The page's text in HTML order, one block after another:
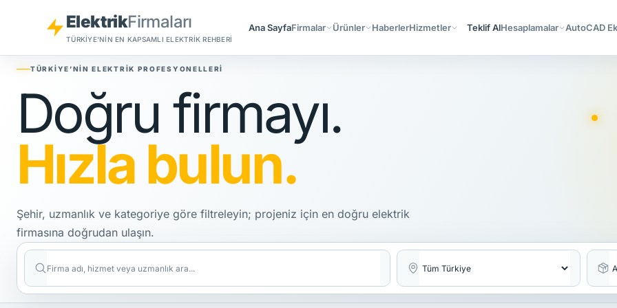
ElektrikFirmaları
TÜRKIYE'NIN EN KAPSAMLI ELEKTRIK REHBERI
Ana SayfaFirmalar Ürünler HaberlerHizmetler Teklif AlHesaplamalar AutoCAD
TÜRKIYE’NIN ELEKTRIK PROFESYONELLERI
Doğru firmayı.
Hızla bulun.
Şehir, uzmanlık ve kategoriye göre filtreleyin; projeniz için en doğru elektrik
firmasına doğrudan ulaşın.